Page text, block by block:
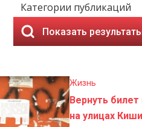
Категории публикаций
Показать
Жизнь
Вернуть
на улицах